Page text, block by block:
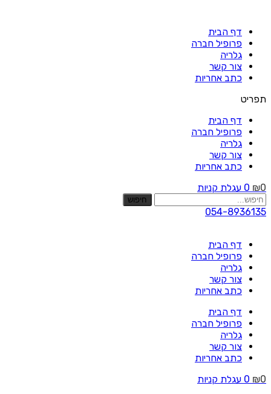
contentדף הבית
פרופיל חברה
גלריה
צור קשר
כתב אחריות
תפריט
דף הבית
פרופיל חברה
גלריה
צור קשר
כתב אחריות
₪0
0 עגלת קניות
חיפוש
054-8936135
דף הבית
פרופיל חברה
גלריה
צור קשר
כתב אחריות
דף הבית
פרופיל חברה
גלריה
צור קשר
כתב אחריות
₪0
0 עגלת קניות